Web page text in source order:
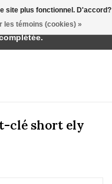
clé short ely
site plus fonctionnel. D'accord?
les témoins (cookies) »
commande passée